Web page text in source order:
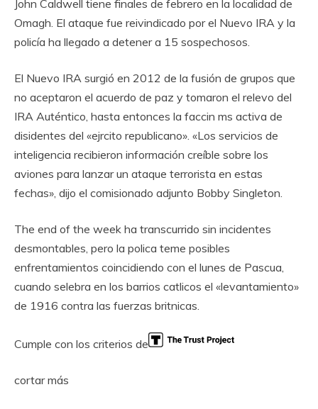
John Caldwell tiene finales de febrero en la localidad de
Omagh. El ataque fue reivindicado por el Nuevo IRA y la
policía ha llegado a detener a 15 sospechosos.
El Nuevo IRA surgió en 2012 de la fusión de grupos que
no aceptaron el acuerdo de paz y tomaron el relevo del
IRA Auténtico, hasta entonces la faccin ms activa de
disidentes del «ejrcito republicano». «Los servicios de
inteligencia recibieron información creíble sobre los
aviones para lanzar un ataque terrorista en estas
fechas», dijo el comisionado adjunto Bobby Singleton.
The end of the week ha transcurrido sin incidentes
desmontables, pero la polica teme posibles
enfrentamientos coincidiendo con el lunes de Pascua,
cuando selebra en los barrios catlicos el «levantamiento»
de 1916 contra las fuerzas britnicas.
Cumple con los criterios de
cortar más